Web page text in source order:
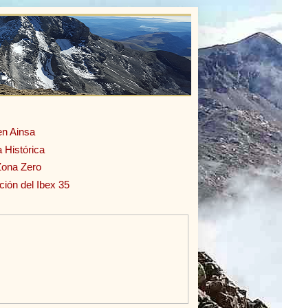
Ainsa
Histórica
Zero
del Ibex 35